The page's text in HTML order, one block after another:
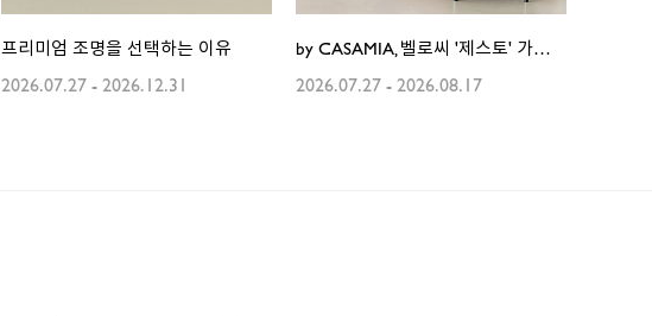
프리미엄 조명을 선택하는 이유
2026.07.27-2026.12.31
by CASAMIA, 벨로씨 '제스토' 가죽소파 출시
2026.07.27-2026.08.17